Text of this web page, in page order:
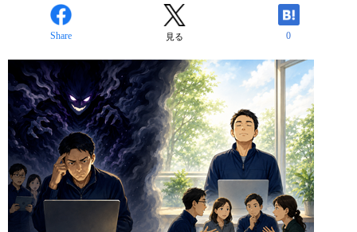
Share 見る 0